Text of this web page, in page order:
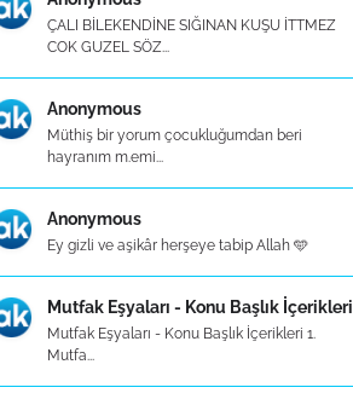
ÇALI BİLEKENDİNE SIĞINAN KUŞU İTTMEZ
COK GUZEL SÖZ...
Anonymous
Müthiş bir yorum çocukluğumdan beri
hayranım m.emi...
Anonymous
Ey gizli ve aşikâr herşeye tabip Allah 🩵
Mutfak Eşyaları - Konu Başlık İçerikleri
Mutfak Eşyaları - Konu Başlık İçerikleri 1.
Mutfa...